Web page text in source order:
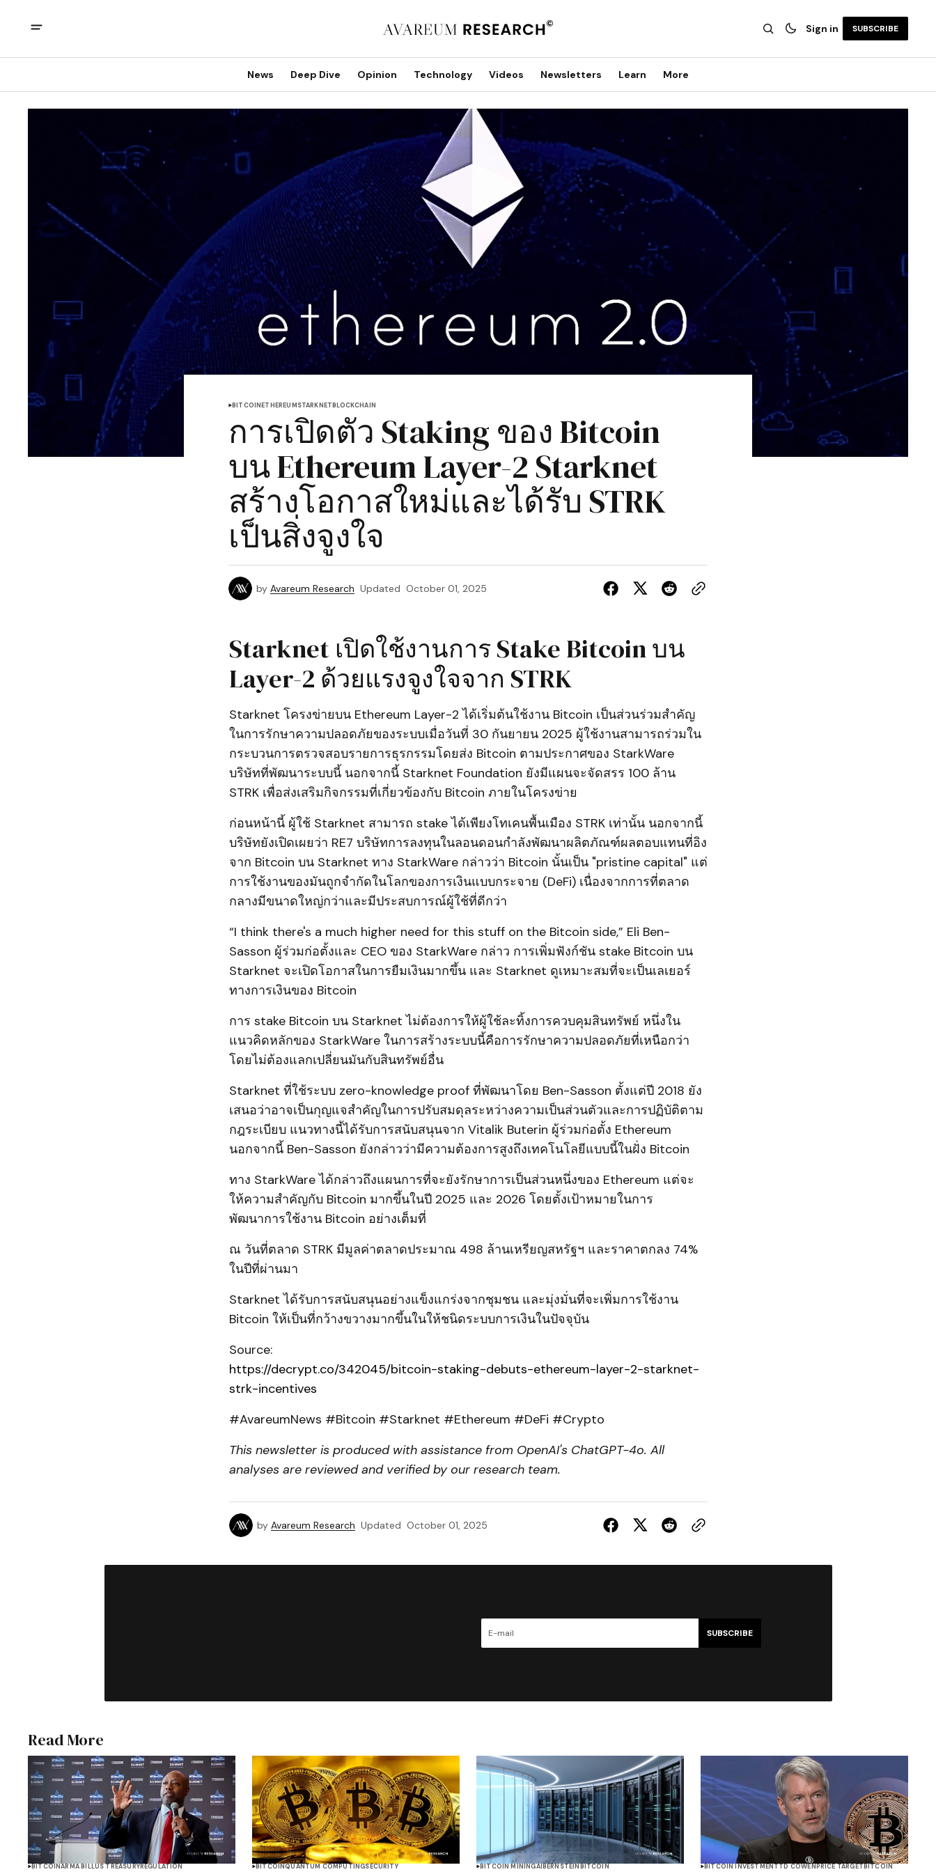
Sign in SUBSCRIBE
News Deep Dive Opinion Technology Videos Newsletters Learn More
BITCOINETHEREUMSTARKNETBLOCKCHAIN
การเปิดตัว Staking ของ Bitcoin
บน Ethereum Layer-2 Starknet
สร้างโอกาสใหม่และได้รับ STRK
เป็นสิ่งจูงใจ
by Avareum Research Updated October 01, 2025
Starknet เปิดใช้งานการ Stake Bitcoin บน
Layer-2 ด้วยแรงจูงใจจาก STRK
Starknet โครงข่ายบน Ethereum Layer-2 ได้เริ่มต้นใช้งาน Bitcoin เป็นส่วนร่วมสำคัญ
ในการรักษาความปลอดภัยของระบบเมื่อวันที่ 30 กันยายน 2025 ผู้ใช้งานสามารถร่วมใน
กระบวนการตรวจสอบรายการธุรกรรมโดยส่ง Bitcoin ตามประกาศของ StarkWare
บริษัทที่พัฒนาระบบนี้ นอกจากนี้ Starknet Foundation ยังมีแผนจะจัดสรร 100 ล้าน
STRK เพื่อส่งเสริมกิจกรรมที่เกี่ยวข้องกับ Bitcoin ภายในโครงข่าย
ก่อนหน้านี้ ผู้ใช้ Starknet สามารถ stake ได้เพียงโทเคนพื้นเมือง STRK เท่านั้น นอกจากนี้
บริษัทยังเปิดเผยว่า RE7 บริษัทการลงทุนในลอนดอนกำลังพัฒนาผลิตภัณฑ์ผลตอบแทนที่อิง
จาก Bitcoin บน Starknet ทาง StarkWare กล่าวว่า Bitcoin นั้นเป็น "pristine capital" แต่
การใช้งานของมันถูกจำกัดในโลกของการเงินแบบกระจาย (DeFi) เนื่องจากการที่ตลาด
กลางมีขนาดใหญ่กว่าและมีประสบการณ์ผู้ใช้ที่ดีกว่า
“I think there's a much higher need for this stuff on the Bitcoin side,” Eli Ben-
Sasson ผู้ร่วมก่อตั้งและ CEO ของ StarkWare กล่าว การเพิ่มฟังก์ชัน stake Bitcoin บน
Starknet จะเปิดโอกาสในการยืมเงินมากขึ้น และ Starknet ดูเหมาะสมที่จะเป็นเลเยอร์
ทางการเงินของ Bitcoin
การ stake Bitcoin บน Starknet ไม่ต้องการให้ผู้ใช้ละทิ้งการควบคุมสินทรัพย์ หนึ่งใน
แนวคิดหลักของ StarkWare ในการสร้างระบบนี้คือการรักษาความปลอดภัยที่เหนือกว่า
โดยไม่ต้องแลกเปลี่ยนมันกับสินทรัพย์อื่น
Starknet ที่ใช้ระบบ zero-knowledge proof ที่พัฒนาโดย Ben-Sasson ตั้งแต่ปี 2018 ยัง
เสนอว่าอาจเป็นกุญแจสำคัญในการปรับสมดุลระหว่างความเป็นส่วนตัวและการปฏิบัติตาม
กฎระเบียบ แนวทางนี้ได้รับการสนับสนุนจาก Vitalik Buterin ผู้ร่วมก่อตั้ง Ethereum
นอกจากนี้ Ben-Sasson ยังกล่าวว่ามีความต้องการสูงถึงเทคโนโลยีแบบนี้ในฝั่ง Bitcoin
ทาง StarkWare ได้กล่าวถึงแผนการที่จะยังรักษาการเป็นส่วนหนึ่งของ Ethereum แต่จะ
ให้ความสำคัญกับ Bitcoin มากขึ้นในปี 2025 และ 2026 โดยตั้งเป้าหมายในการ
พัฒนาการใช้งาน Bitcoin อย่างเต็มที่
ณ วันที่ตลาด STRK มีมูลค่าตลาดประมาณ 498 ล้านเหรียญสหรัฐฯ และราคาตกลง 74%
ในปีที่ผ่านมา
Starknet ได้รับการสนับสนุนอย่างแข็งแกร่งจากชุมชน และมุ่งมั่นที่จะเพิ่มการใช้งาน
Bitcoin ให้เป็นที่กว้างขวางมากขึ้นในให้ชนิดระบบการเงินในปัจจุบัน
Source:
https://decrypt.co/342045/bitcoin-staking-debuts-ethereum-layer-2-starknet-
strk-incentives
#AvareumNews #Bitcoin #Starknet #Ethereum #DeFi #Crypto
This newsletter is produced with assistance from OpenAI's ChatGPT-4o. All
analyses are reviewed and verified by our research team.
by Avareum Research Updated October 01, 2025
SUBSCRIBE
Read More
BITCOINARMA BILLUS TREASURYREGULATION BITCOINQUANTUM COMPUTINGSECURITY BITCOIN MININGAI BERNSTEIN BITCOIN BITCOIN INVESTMENTTD COWEN PRICE TARGET BITCOIN